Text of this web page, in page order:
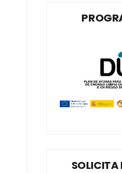
SOLICITA